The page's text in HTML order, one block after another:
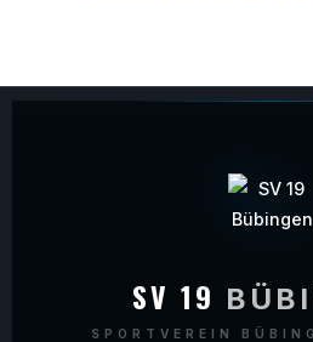
SV 19
SPORTVEREIN